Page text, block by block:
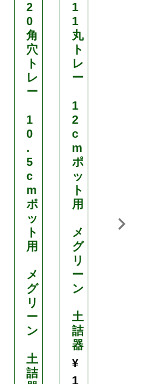
2
0
角
穴
ト
レ
ー
1
0
.
5
c
m
ポ
ッ
ト
用
メ
グ
リ
ー
ン
土
詰
1
1
丸
ト
レ
ー
1
2
c
m
ポ
ッ
ト
用
メ
グ
リ
ー
ン
土
詰
器
¥
1
ー
S